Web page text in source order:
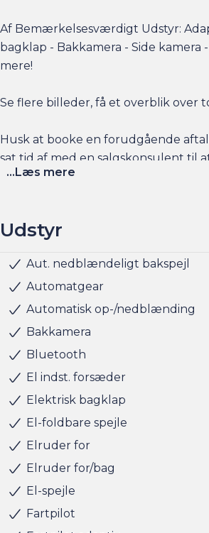
Af Bemærkelsesværdigt Udstyr:
bagklap - Bakkamera - Side
mere!
Se flere billeder, få et overblik over
Husk at booke en forudgående
sat tid af med en salgskonsulent til
...Læs mere
Udstyr
Aut. nedblændeligt bakspejl
Automatgear
Automatisk op-/nedblænding
Bakkamera
Bluetooth
El indst. forsæder
Elektrisk bagklap
El-foldbare spejle
Elruder for
Elruder for/bag
El-spejle
Fartpilot
Infocenter
Klimaanlæg
Kørecomputer
Multifunktionsrat
Musikstreaming via bluetooth
Navigation
Parkeringssensor bag
Parkeringssensor for
Parkeringssensor for/bag
Radio
Servo
Sædevarme for
Sædevarme for/bag
Trådløs mobilopladning
Udvendig temperaturmåler
Fuld LED forlygter
Mørktonede ruder bag
Armlæn
Glastag
Højdejusterbart førersæde
Justerbart rat
Kopholder
Kunstlæder
Rat m. varme
ABS
Airbag
Antispin
Blindvinkelassistent
Isofix
Lyssensor
Selealarm
Startspærre
Vejbaneassistent